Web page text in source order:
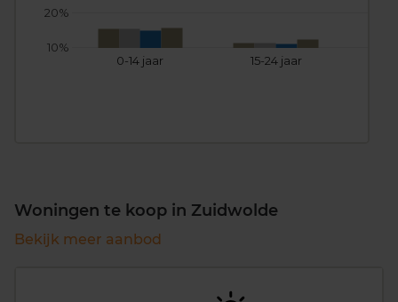
0-14 jaar 15-24 jaar
10%
20%
Woningen te koop in Zuidwolde
Bekijk meer aanbod